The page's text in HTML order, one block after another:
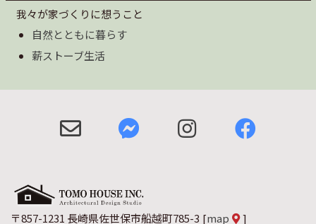
我々が家づくりに想うこと
自然とともに暮らす
薪ストーブ生活
〒857-1231 長崎県佐世保市船越町785-3 [map ]